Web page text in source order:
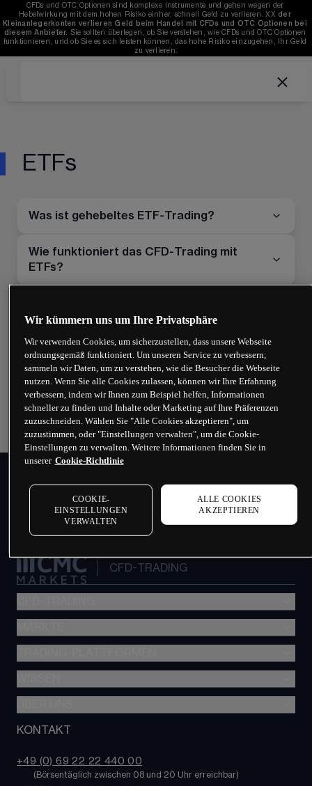
CFDs und OTC Optionen sind komplexe Instrumente und gehen wegen der
Hebelwirkung mit dem hohen Risiko einher, schnell Geld zu verlieren. XX der
Kleinanlegerkonten verlieren Geld beim Handel mit CFDs und OTC Optionen bei
diesem Anbieter. Sie sollten überlegen, ob Sie verstehen, wie CFDs und OTC Optionen
funktionieren, und ob Sie es sich leisten können, das hohe Risiko einzugehen, Ihr Geld
zu verlieren.
ETFs
Was ist gehebeltes ETF-Trading?
Wie funktioniert das CFD-Trading mit
ETFs?
Kann ETF-Trading helfen, Ihr Portfolio zu
diversifizieren?
Was ist der Unterschied zwischen ETF- und
Aktientrading?
PRIVATKUNDEN
INSTITUTIONELLER HANDEL
CMC GRUPPE
PROFESSIONELLER TRADER
CMC ZERTIFIKATE
CFD-TRADING
Optionshandel
Alpha
Professioneller Trader
Trading-Kosten
Aktien
Rohstoffe
Staatsanleihen
ETFs
Kryptowährungen
MetaTrader 4 (MT4)
Nachrichten & Analysen
Über uns
FAQs
KONTAKT
+49 (0) 69 22 22 440 00
        (
Börsentäglich zwischen 08 und 20 Uhr erreichbar)
Wir kümmern uns um Ihre Privatsphäre
Wir verwenden Cookies, um sicherzustellen, dass unsere Webseite
ordnungsgemäß funktioniert. Um unseren Service zu verbessern,
sammeln wir Daten, um zu verstehen, wie die Besucher die Webseite
nutzen. Wenn Sie alle Cookies zulassen, können wir Ihre Erfahrung
verbessern, indem wir Ihnen zum Beispiel helfen, Informationen
schneller zu finden und Inhalte oder Marketing auf Ihre Präferenzen
zuzuschneiden. Wählen Sie "Alle Cookies akzeptieren", um
zuzustimmen, oder "Einstellungen verwalten", um die Cookie-
Einstellungen zu verwalten. Weitere Informationen finden Sie in
unserer Cookie-Richtlinie
COOKIE-
EINSTELLUNGEN
VERWALTEN
ALLE COOKIES
AKZEPTIEREN